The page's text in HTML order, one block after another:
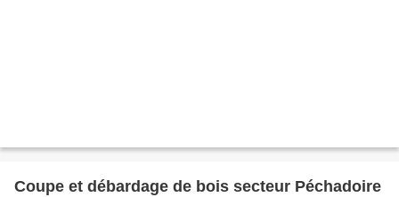
Coupe et débardage de bois secteur Péchadoire